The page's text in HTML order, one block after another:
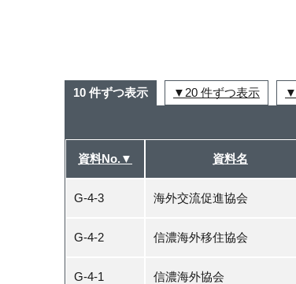
10 件ずつ表示 20 件ずつ表示
資料No.▼ 資料名
G-4-3 海外交流促進協会
G-4-2 信濃海外移住協会
G-4-1 信濃海外協会